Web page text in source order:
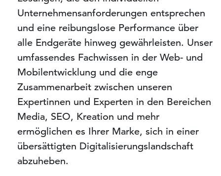
Unternehmensanforderungen entsprechen
und eine reibungslose Performance über
alle Endgeräte hinweg gewährleisten. Unser
umfassendes Fachwissen in der Web- und
Mobilentwicklung und die enge
Zusammenarbeit zwischen unseren
Expertinnen und Experten in den Bereichen
Media, SEO, Kreation und mehr
ermöglichen es Ihrer Marke, sich in einer
übersättigten Digitalisierungslandschaft
abzuheben.